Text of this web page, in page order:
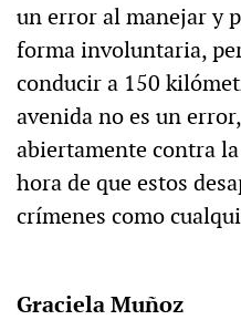
un error al manejar y
forma involuntaria,
conducir a 150
avenida no es un
abiertamente contra
hora de que estos
crímenes como
Graciela Muñoz